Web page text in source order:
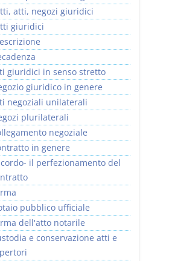
atti, negozi giuridici
giuridici
giuridici in senso stretto
giuridico in genere
negoziali unilaterali
plurilaterali
negoziale
in genere
il perfezionamento del
pubblico ufficiale
dell'atto notarile
e conservazione atti e